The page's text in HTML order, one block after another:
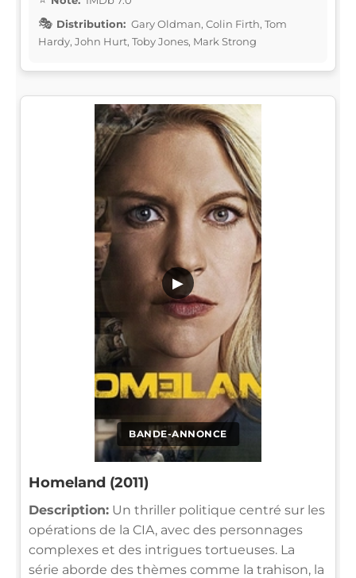
Distribution: Gary Oldman, Colin Firth, Tom
Hardy, John Hurt, Toby Jones, Mark Strong
BANDE-ANNONCE
▶
Homeland (2011)
Description: Un thriller politique centré sur les
opérations de la CIA, avec des personnages
complexes et des intrigues tortueuses. La
série aborde des thèmes comme la trahison, la